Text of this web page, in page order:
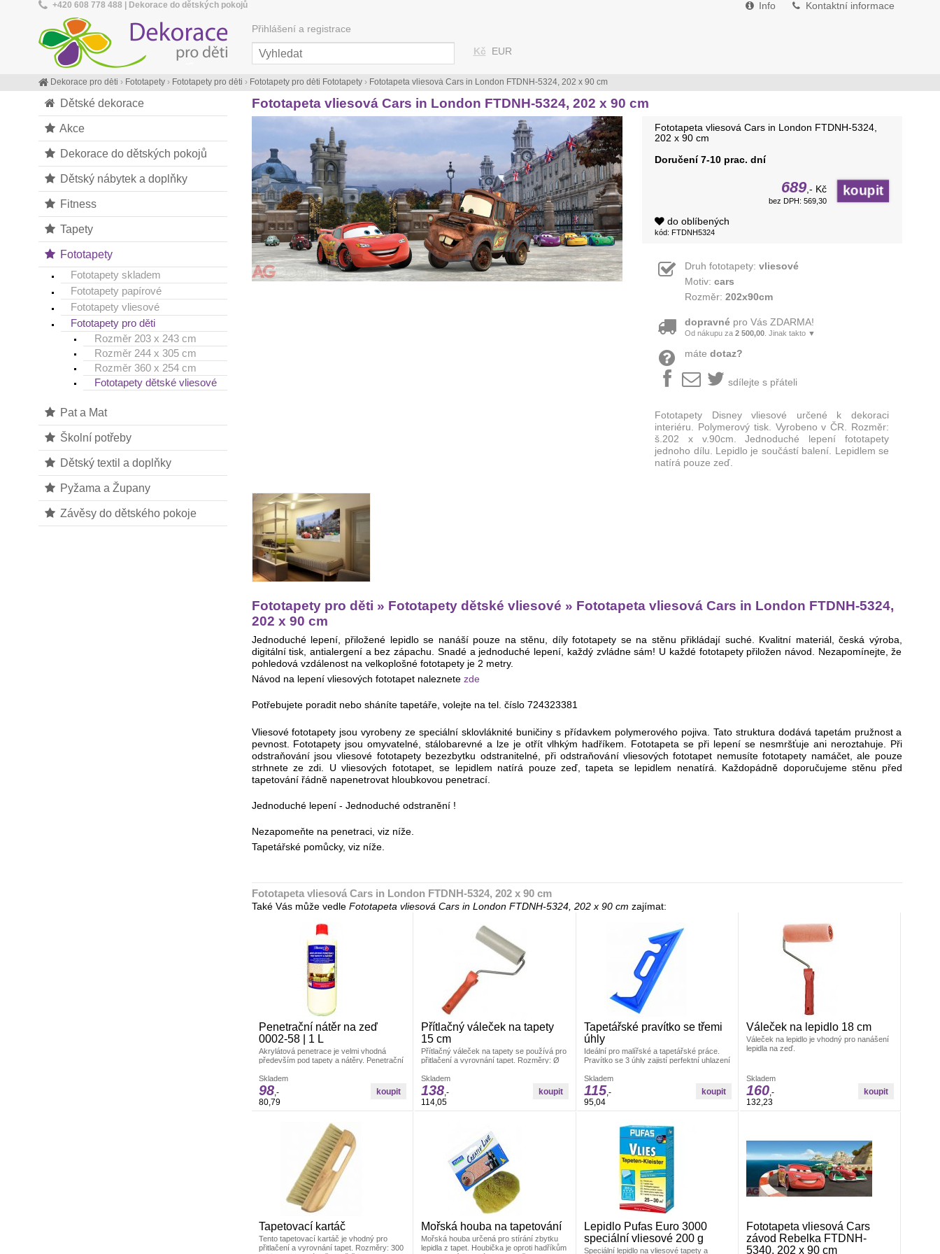
Fototapeta vliesová Cars in London FTDNH-5324, 202 x 90 cm
Fototapeta vliesová Cars in London FTDNH-5324,
202 x 90 cm
Doručení 7-10 prac. dní
689,- Kč
bez DPH: 569,30
do oblíbených
kód: FTDNH5324
Druh fototapety:vliesové
Motiv:cars
Rozměr:202x90cm
dopravné pro Vás ZDARMA!
Od nákupu za2 500,00 . Jinak takto ▼
mátedotaz?
sdílejte s přáteli
Fototapety Disney vliesové určené k dekoraci
interiéru. Polymerový tisk. Vyrobeno v ČR. Rozměr:
š.202 x v.90cm. Jednoduché lepení fototapety
jednoho dílu. Lepidlo je součástí balení. Lepidlem se
natírá pouze zeď.
Fototapety pro děti » Fototapety dětské vliesové » Fototapeta vliesová Cars in London FTDNH-5324,
202 x 90 cm
Jednoduché lepení, přiložené lepidlo se nanáší pouze na stěnu, díly fototapety se na stěnu přikládají suché. Kvalitní materiál, česká výroba,
digitální tisk, antialergení a bez zápachu. Snadé a jednoduché lepení, každý zvládne sám! U každé fototapety přiložen návod. Nezapomínejte, že
pohledová vzdálenost na velkoplošné fototapety je 2 metry.
Návod na lepení vliesových fototapet naleznete zde
Potřebujete poradit nebo sháníte tapetáře, volejte na tel. číslo 724323381
Vliesové fototapety jsou vyrobeny ze speciální sklovláknité buničiny s přídavkem polymerového pojiva. Tato struktura dodává tapetám pružnost a
pevnost. Fototapety jsou omyvatelné, stálobarevné a lze je otřít vlhkým hadříkem. Fototapeta se při lepení se nesmršťuje ani neroztahuje. Při
odstraňování jsou vliesové fototapety bezezbytku odstranitelné, při odstraňování vliesových fototapet nemusíte fototapety namáčet, ale pouze
strhnete ze zdi. U vliesových fototapet, se lepidlem natírá pouze zeď, tapeta se lepidlem nenatírá. Každopádně doporučujeme stěnu před
tapetování řádně napenetrovat hloubkovou penetrací.
Jednoduché lepení - Jednoduché odstranění !
Nezapomeňte na penetraci, viz níže.
Tapetářské pomůcky, viz níže.
Fototapeta vliesová Cars in London FTDNH-5324, 202 x 90 cm
Také Vás může vedle Fototapeta vliesová Cars in London FTDNH-5324, 202 x 90 cm zajímat:
Penetrační nátěr na zeď
0002-58 | 1 L
Akrylátová penetrace je velmi vhodná
především pod tapety a nátěry. Penetrační
kopolymeru.
Skladem
98,-
80,79
Přítlačný váleček na tapety
15 cm
Přítlačný váleček na tapety se používá pro
přitlačení a vyrovnání tapet. Rozměry: Ø
PUR pěny, umělohmotný držák +
pozinkovaný drát 6/8 mm
Skladem
138 ,-
114,05
Tapetářské pravítko se třemi
úhly
Ideální pro malířské a tapetářské práce.
Pravítko se 3 úhly zajistí perfektní uhlazení
Skladem
115,-
95,04
Váleček na lepidlo 18 cm
Váleček na lepidlo je vhodný pro nanášení
lepidla na zeď.
Skladem
160 ,-
132,23
Tapetovací kartáč
Tento tapetovací kartáč je vhodný pro
přitlačení a vyrovnání tapet. Rozměry: 300
Mořská houba na tapetování
Mořská houba určená pro stírání zbytku
lepidla z tapet. Houbička je oproti hadříkům
Lepidlo Pufas Euro 3000
speciální vliesové 200 g
Speciální lepidlo na vliesové tapety a
Fototapeta vliesová Cars
závod Rebelka FTDNH-
5340, 202 x 90 cm
Dětské dekorace
Akce
Dekorace do dětských pokojů
Dětský nábytek a doplňky
Fitness
Tapety
Fototapety
Fototapety skladem
Fototapety papírové
Fototapety vliesové
Fototapety pro děti
Rozměr 203 x 243 cm
Rozměr 244 x 305 cm
Rozměr 360 x 254 cm
Fototapety dětské vliesové
Pat a Mat
Školní potřeby
Dětský textil a doplňky
Pyžama a Župany
Závěsy do dětského pokoje
Info Kontaktní informace
Dekorace pro děti › Fototapety› Fototapety pro děti › Fototapety pro děti Fototapety› Fototapeta vliesová Cars in London FTDNH-5324, 202 x 90 cm
+420 608 778 488 | Dekorace do dětských pokojů
Kč EUR
Přihlášení a registrace